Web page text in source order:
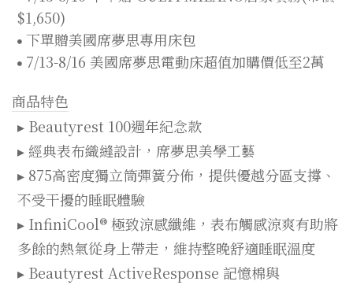
$1,650)
下單贈美國席夢思專用床包
7/13-8/16 美國席夢思電動床超值加購價低至2萬
商品特色
▸ Beautyrest 100週年紀念款
▸ 經典表布織縫設計，席夢思美學工藝
▸ 875高密度獨立筒彈簧分佈，提供優越分區支撐、
不受干擾的睡眠體驗
▸ InfiniCool® 極致涼感纖維，表布觸感涼爽有助將
多餘的熱氣從身上帶走，維持整晚舒適睡眠溫度
▸ Beautyrest ActiveResponse 記憶棉與